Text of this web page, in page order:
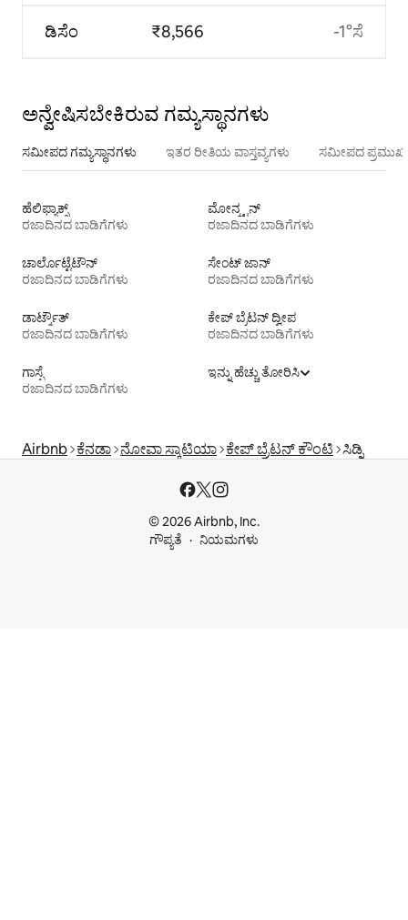
ಡಿಸೆಂ ₹8,566 -1°ಸೆ
ಅನ್ವೇಷಿಸಬೇಕಿರುವ ಗಮ್ಯಸ್ಥಾನಗಳು
ಸಮೀಪದ ಗಮ್ಯಸ್ಥಾನಗಳು ಇತರ ರೀತಿಯ ವಾಸ್ತವ್ಯಗಳು ಸಮೀಪದ ಪ್ರಮುಖ
ಹೆಲಿಫ್ಯಾಕ್ಸ್
ರಜಾದಿನದ ಬಾಡಿಗೆಗಳು
ಮೋನ್ಕ್ಟನ್
ರಜಾದಿನದ ಬಾಡಿಗೆಗಳು
ಚಾರ್ಲೊಟ್ಟೆಟೌನ್
ರಜಾದಿನದ ಬಾಡಿಗೆಗಳು
ಸೇಂಟ್ ಜಾನ್
ರಜಾದಿನದ ಬಾಡಿಗೆಗಳು
ಡಾರ್ಟ್ಮೌತ್
ರಜಾದಿನದ ಬಾಡಿಗೆಗಳು
ಕೇಪ್ ಬ್ರೆಟನ್ ದ್ವೀಪ
ರಜಾದಿನದ ಬಾಡಿಗೆಗಳು
ಗಾಸ್ಪೆ
ರಜಾದಿನದ ಬಾಡಿಗೆಗಳು
ಇನ್ನು ಹೆಚ್ಚು ತೋರಿಸಿ
Airbnb ಕೆನಡಾ ನೋವಾ ಸ್ಕಾಟಿಯಾ ಕೇಪ್ ಬ್ರೆಟನ್ ಕೌಂಟಿ ಸಿಡ್ನಿ
© 2026 Airbnb, Inc.
ಗೌಪ್ಯತೆ
ನಿಯಮಗಳು